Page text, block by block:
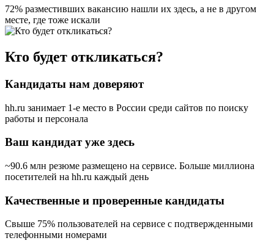
72% разместивших вакансию нашли их здесь, а не в другом
месте, где тоже искали
Кто будет откликаться?
Кандидаты нам доверяют
hh.ru занимает 1-е место в России среди сайтов по поиску
работы и персонала
Ваш кандидат уже здесь
~90.6 млн резюме размещено на сервисе. Больше миллиона
посетителей на hh.ru каждый день
Качественные и проверенные кандидаты
Свыше 75% пользователей на сервисе с подтвержденными
телефонными номерами